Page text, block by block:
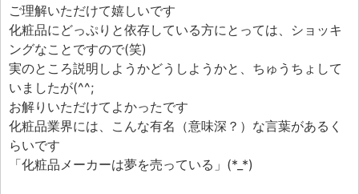
ご理解いただけて嬉しいです
化粧品にどっぷりと依存している方にとっては、ショッキ
ングなことですので(笑)
実のところ説明しようかどうしようかと、ちゅうちょして
いましたが(^^;
お解りいただけてよかったです
化粧品業界には、こんな有名（意味深？）な言葉があるく
らいです
「化粧品メーカーは夢を売っている」(*_*)